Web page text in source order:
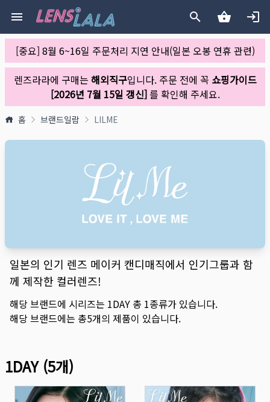
[중요] 8월 6~16일 주문처리 지연 안내(일본 오봉 연휴 관련)
렌즈라라에 구매는 해외직구입니다. 주문 전에 꼭 쇼핑가이드
[2026년 7월 15일 갱신]를 확인해 주세요.
홈 브랜드일람 LILME
일본의 인기 렌즈 메이커 캔디매직에서 인기그룹과 함
께 제작한 컬러렌즈!
해당 브랜드에 시리즈는 1DAY 총 1종류가 있습니다.
해당 브랜드에는 총5개의 제품이 있습니다.
1DAY(5개)